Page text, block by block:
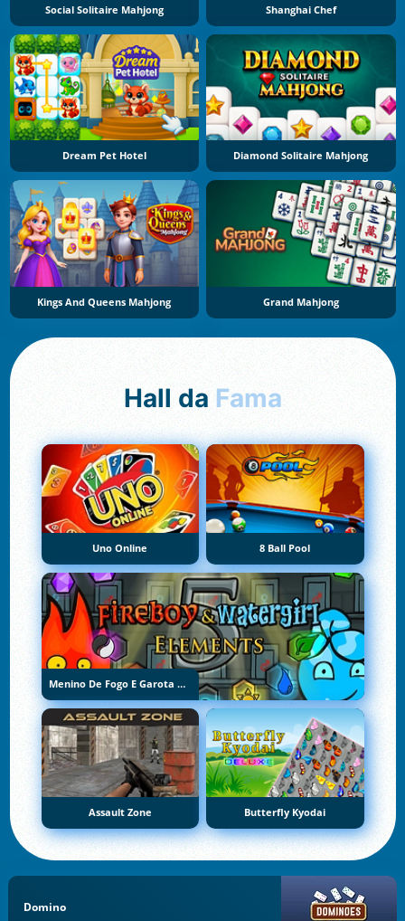
Social Solitaire Mahjong Shanghai Chef
Dream Pet Hotel Diamond Solitaire Mahjong
Kings And Queens Mahjong Grand Mahjong
Hall da Fama
Uno Online 8 Ball Pool
Menino De Fogo E Garota De Água 5: Elementos
Assault Zone Butterfly Kyodai
Domino